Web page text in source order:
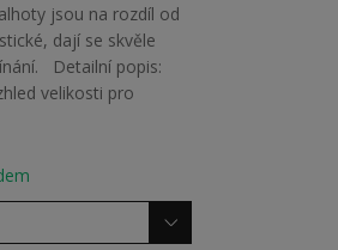
jsou na rozdíl od
dají se skvěle
Detailní popis:
velikosti pro